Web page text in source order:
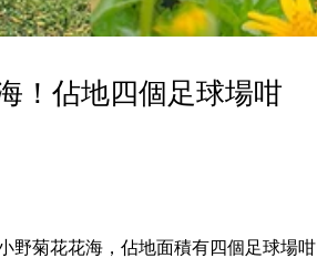
！佔地四個足球場咁
野菊花花海，佔地面積有四個足球場咁